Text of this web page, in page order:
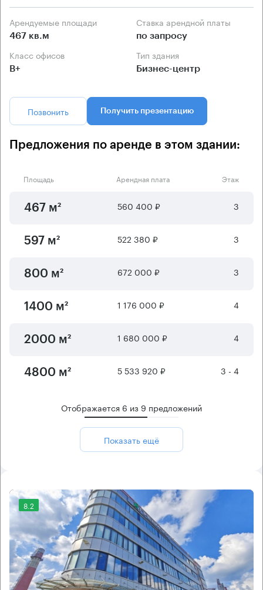
Арендуемые площади
467 кв.м
Ставка арендной платы
по запросу
Класс офисов
B+
Тип здания
Бизнес-центр
Позвонить Получить презентацию
Предложения по аренде в этом здании:
Площадь Арендная плата Этаж
467 м² 560 400 ₽ 3
597 м² 522 380 ₽ 3
800 м² 672 000 ₽ 3
1400 м² 1 176 000 ₽ 4
2000 м² 1 680 000 ₽ 4
4800 м² 5 533 920 ₽ 3 - 4
Отображается 6 из 9 предложений
Показать ещё
8.2